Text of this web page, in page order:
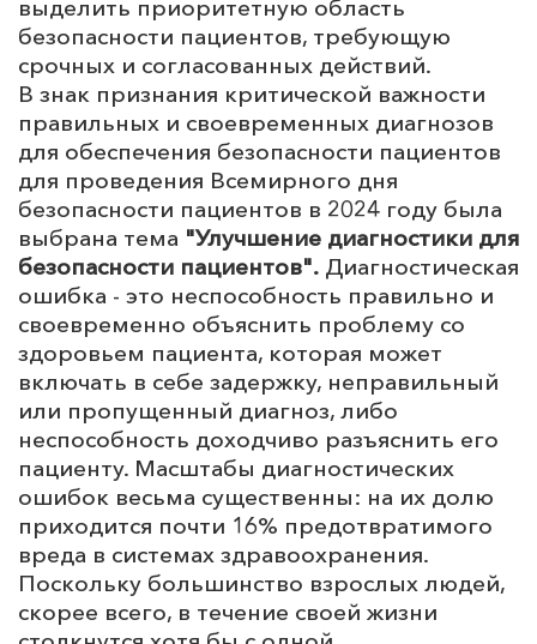
выделить приоритетную область
безопасности пациентов, требующую
срочных и согласованных действий.
В знак признания критической важности
правильных и своевременных диагнозов
для обеспечения безопасности пациентов
для проведения Всемирного дня
безопасности пациентов в 2024 году была
выбрана тема "Улучшение диагностики для
безопасности пациентов". Диагностическая
ошибка - это неспособность правильно и
своевременно объяснить проблему со
здоровьем пациента, которая может
включать в себе задержку, неправильный
или пропущенный диагноз, либо
неспособность доходчиво разъяснить его
пациенту. Масштабы диагностических
ошибок весьма существенны: на их долю
приходится почти 16% предотвратимого
вреда в системах здравоохранения.
Поскольку большинство взрослых людей,
скорее всего, в течение своей жизни